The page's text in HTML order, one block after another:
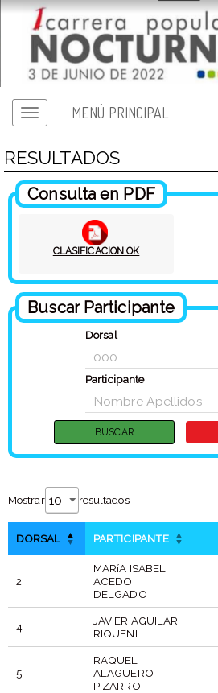
MENÚ PRINCIPAL
RESULTADOS
Consulta en PDF
CLASIFICACION OK
Buscar Participante
Dorsal
Participante
Mostrar resultados
DORSAL PARTICIPANTE
2
MARíA ISABEL
ACEDO
DELGADO
4
JAVIER AGUILAR
RIQUENI
5
RAQUEL
ALAGUERO
PIZARRO